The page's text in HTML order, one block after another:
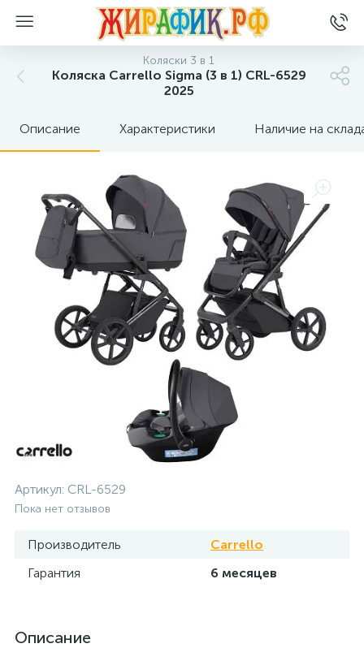
Коляски 3 в 1
Коляска Carrello Sigma (3 в 1) CRL-6529
2025
Описание Характеристики Наличие на
Артикул: CRL-6529
Пока нет отзывов
Производитель
Carrello
Гарантия
6 месяцев
Описание